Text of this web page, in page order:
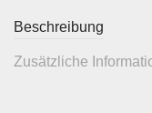
Beschreibung
Zusätzliche